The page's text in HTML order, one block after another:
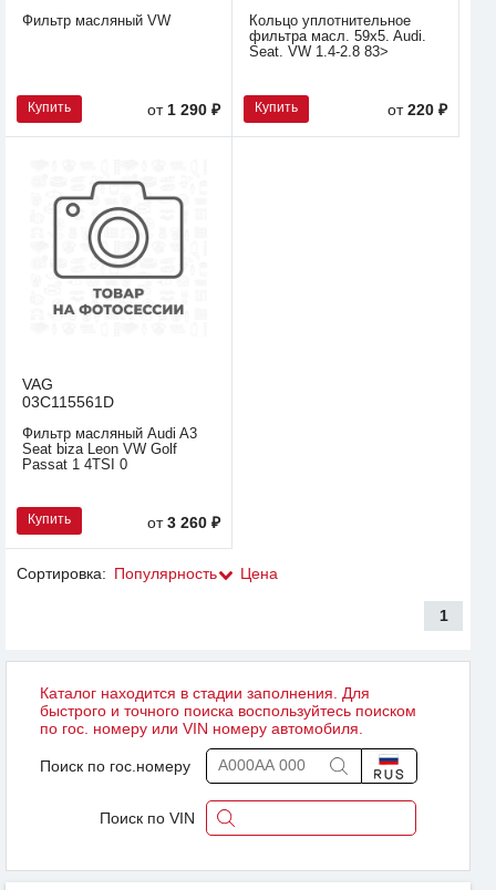
Фильтр масляный VW
Купить от1 290 ₽
Кольцо уплотнительное
фильтра масл. 59x5. Audi.
Seat. VW 1.4-2.8 83>
Купить от220 ₽
VAG
03C115561D
Фильтр масляный Audi A3
Seat biza Leon VW Golf
Passat 1 4TSI 0
Купить от3 260 ₽
Сортировка: Популярность Цена
1
Каталог находится в стадии заполнения. Для
быстрого и точного поиска воспользуйтесь поиском
по гос. номеру или VIN номеру автомобиля.
Поиск по гос.номеру
Поиск по VIN